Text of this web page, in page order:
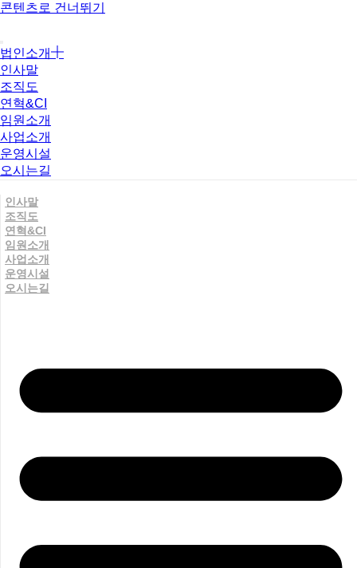
콘텐츠로 건너뛰기
법인소개
인사말
조직도
연혁&CI
임원소개
사업소개
운영시설
오시는길
인사말
조직도
연혁&CI
임원소개
사업소개
운영시설
오시는길